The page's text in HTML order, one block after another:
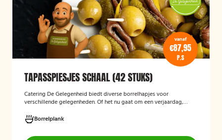
vanaf
€87,95
P.S
TAPASSPIESJES SCHAAL (42 STUKS)
Catering De Gelegenheid biedt diverse borrelhapjes voor
verschillende gelegenheden. Of het nu gaat om een verjaardag,
Hieronder ziet u een selectie uit ons aanbod. De tapasspiesjesschaal
is geschikt voor maximaal 6 personen.
Borrelplank